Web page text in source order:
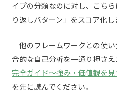
イプの分類なのに対し、こち
り返しパターン」をスコア化し
他のフレームワークとの使
合的な自己分析を一通り押さえ
完全ガイド〜強み・価値観を
を先に読んでください。